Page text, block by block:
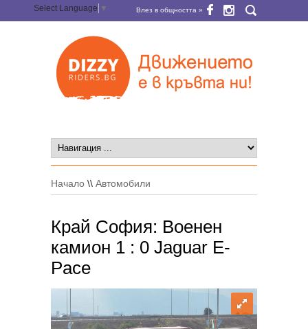
Select Language ▼ Влез в общността »
Начало \\ Автомобили
Край София: Военен
камион 1 : 0 Jaguar E-
Pace